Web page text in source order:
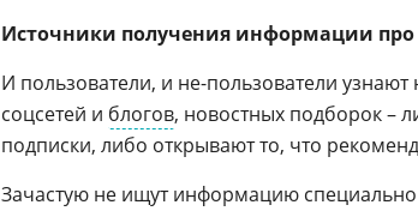
Источники получения информации
И пользователи, и не-пользователи
соцсетей и блогов, новостных подборок –
подписки, либо открывают то, что
Зачастую не ищут информацию